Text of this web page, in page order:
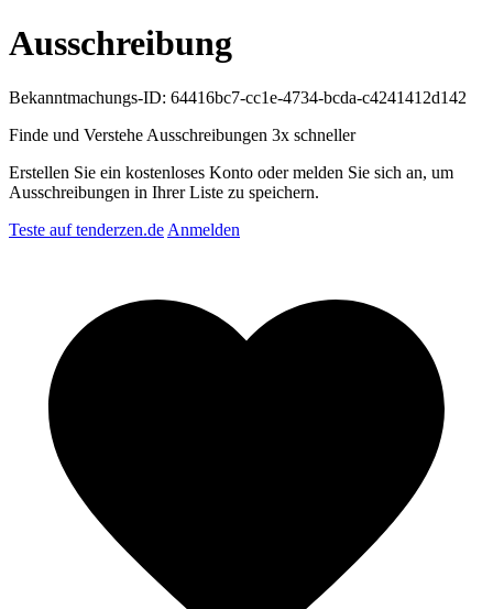
Ausschreibung
Bekanntmachungs-ID: 64416bc7-cc1e-4734-bcda-c4241412d142
Finde und Verstehe Ausschreibungen 3x schneller
Erstellen Sie ein kostenloses Konto oder melden Sie sich an, um
Ausschreibungen in Ihrer Liste zu speichern.
Teste auf tenderzen.de Anmelden